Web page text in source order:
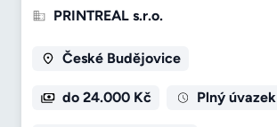
PRINTREAL s.r.o.
České Budějovice
do 24.000 Kč Plný úvazek